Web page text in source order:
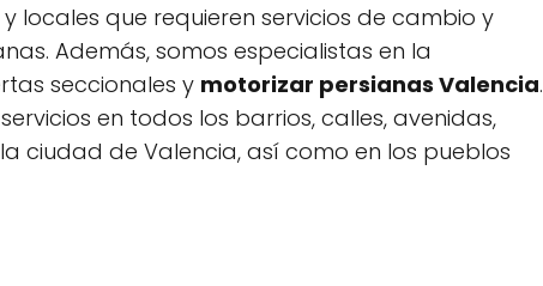
locales que requieren servicios de cambio y
Además, somos especialistas en la
seccionales y motorizar persianas Valencia.
en todos los barrios, calles, avenidas,
ciudad de Valencia, así como en los pueblos